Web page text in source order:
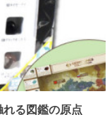
る図鑑の原点